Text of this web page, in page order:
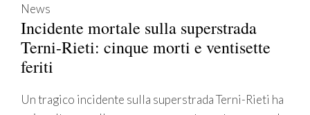
News
Incidente mortale sulla superstrada
Terni-Rieti: cinque morti e ventisette
feriti
Un tragico incidente sulla superstrada Terni-Rieti ha